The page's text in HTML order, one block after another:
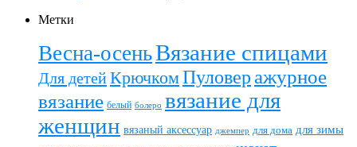
Метки
Весна-осеньВязание спицами
Для детейКрючкомПуловер ажурное
вязание белый болеро вязание для
женщин вязаный аксессуар джемпер для дома для зимы